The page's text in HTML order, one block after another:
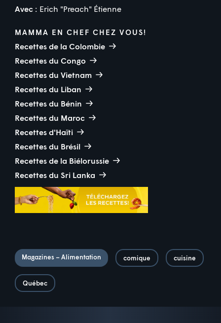
Avec : Erich "Preach" Étienne
MAMMA EN CHEF CHEZ VOUS!
Recettes de la Colombie
Recettes du Congo
Recettes du Vietnam
Recettes du Liban
Recettes du Bénin
Recettes du Maroc
Recettes d'Haïti
Recettes du Brésil
Recettes de la Biélorussie
Recettes du Sri Lanka
Magazines – Alimentation comique cuisine
Québec